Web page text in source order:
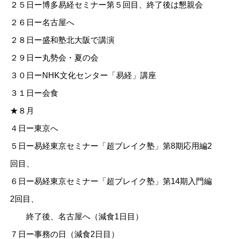
２５日ー博多易経セミナー第５回目、終了後は懇親会
２６日ー名古屋へ
２８日ー盛和塾北大阪で講演
２９日ー丸勢会・夏の会
３０日ーNHK文化センター「易経」講座
３１日ー会食
★８月
４日ー東京へ
５日ー易経東京セミナー「超ブレイク塾」第8期応用編2
回目
６日ー易経東京セミナー「超ブレイク塾」第14期入門編
2回目
終了後、名古屋へ（減食1日目）
７日ー事務の日（減食2日目）